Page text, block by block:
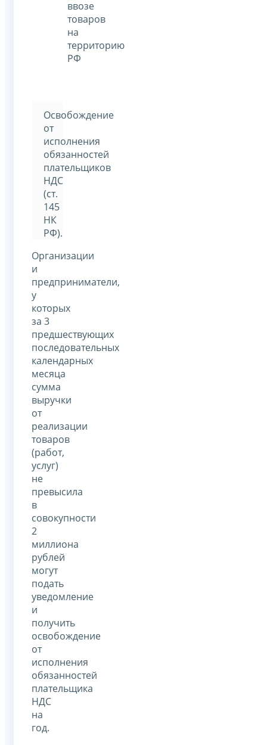
ввозе
товаров
на
территорию
РФ
Освобождение
от
исполнения
обязанностей
плательщиков
НДС
(ст.
145
НК
РФ).
Организации
и
предприниматели,
у
которых
за 3
предшествующих
последовательных
календарных
месяца
сумма
выручки
от
реализации
товаров
(работ,
услуг)
не
превысила
в
совокупности
2
миллиона
рублей
могут
подать
уведомление
и
получить
освобождение
от
исполнения
обязанностей
плательщика
НДС
на
год.